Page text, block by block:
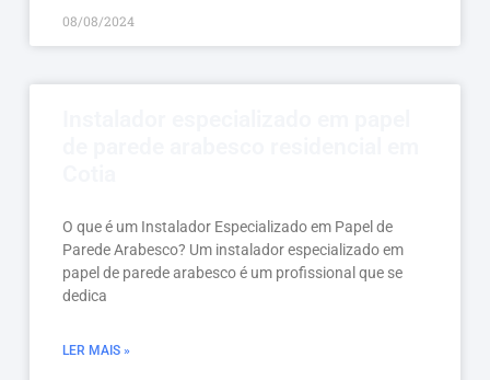
08/08/2024
O que é um Instalador Especializado em Papel de
Parede Arabesco? Um instalador especializado em
papel de parede arabesco é um profissional que se
dedica
LER MAIS »